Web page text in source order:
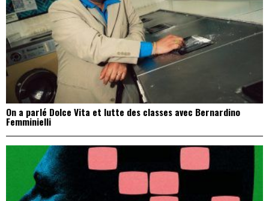
On a parlé Dolce Vita et lutte des classes avec Bernardino
Femminielli